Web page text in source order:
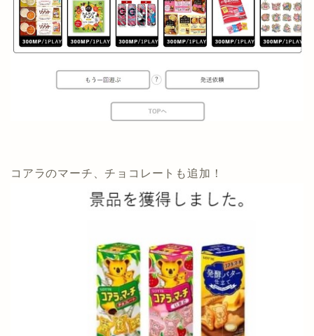
コアラのマーチ、チョコレートも追加！